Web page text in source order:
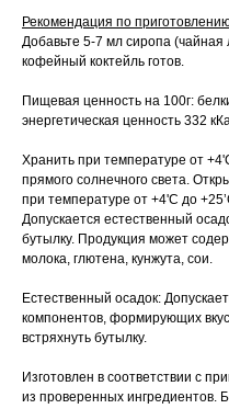
Рекомендация по
Добавьте 5-7 мл сиропа (чайная
кофейный коктейль готов.
Пищевая ценность на 100г:
энергетическая ценность 332
Хранить при температуре от
прямого солнечного света.
при температуре от +4'С до
Допускается естественный
бутылку. Продукция может
молока, глютена, кунжута, сои.
Естественный осадок:
компонентов, формирующих
встряхнуть бутылку.
Изготовлен в соответствии с
из проверенных ингредиентов.